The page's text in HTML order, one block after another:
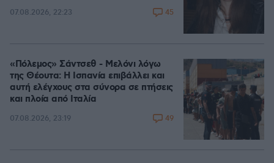
07.08.2026, 22:23 45
«Πόλεμος» Σάντσεθ - Μελόνι λόγω
της Θέουτα: Η Ισπανία επιβάλλει και
αυτή ελέγχους στα σύνορα σε πτήσεις
και πλοία από Ιταλία
07.08.2026, 23:19 49